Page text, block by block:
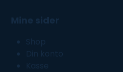
Mine sider
Shop
Din konto
Kasse